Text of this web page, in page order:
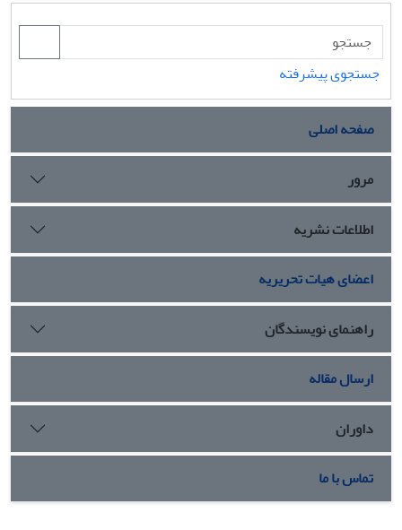
جستجوی پیشرفته
صفحه اصلی
مرور
اطلاعات نشریه
اعضای هیات تحریریه
راهنمای نویسندگان
ارسال مقاله
داوران
تماس با ما